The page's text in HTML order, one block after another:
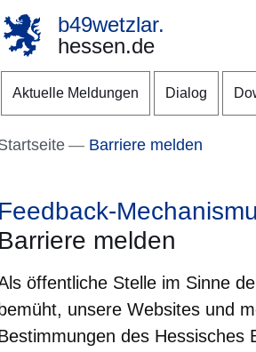
Direkt zum Kopf der
Direkt zum Inhalt
Direkt zum Fuß der Seite
b49wetzlar.
hessen.de
Aktuelle Meldungen Dialog
Barriere melden
Feedback-
Barriere melden
öffentliche Stelle im Sinne
bemüht, unsere Websites und
des Hessisches